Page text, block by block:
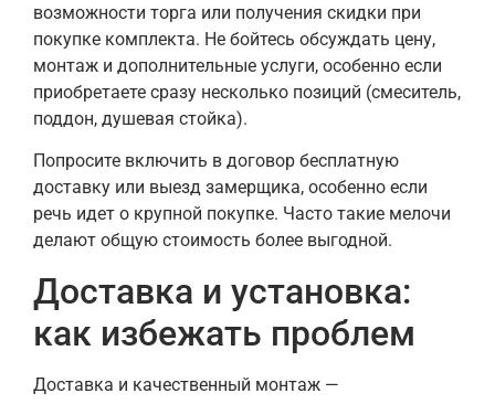
возможности торга или получения скидки при
покупке комплекта. Не бойтесь обсуждать цену,
монтаж и дополнительные услуги, особенно если
приобретаете сразу несколько позиций (смеситель,
поддон, душевая стойка).
Попросите включить в договор бесплатную
доставку или выезд замерщика, особенно если
речь идет о крупной покупке. Часто такие мелочи
делают общую стоимость более выгодной.
Доставка и установка:
как избежать проблем
Доставка и качественный монтаж —